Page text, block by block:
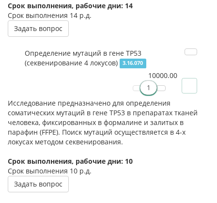
Срок выполнения, рабочие дни: 14
Срок выполнения 14 р.д.
Задать вопрос
Определение мутаций в гене TP53
(секвенирование 4 локусов)
3.16.070
10000.00
Исследование предназначено для определения
соматических мутаций в гене TP53 в препаратах тканей
человека, фиксированных в формалине и залитых в
парафин (FFPE). Поиск мутаций осуществляется в 4-х
локусах методом секвенирования.
Срок выполнения, рабочие дни: 10
Срок выполнения 10 р.д.
Задать вопрос